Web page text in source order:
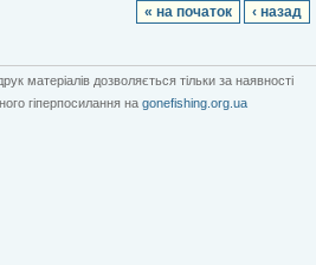
« на початок ‹ назад
матеріалів дозволяється тільки за наявності
гіперпосилання на gonefishing.org.ua